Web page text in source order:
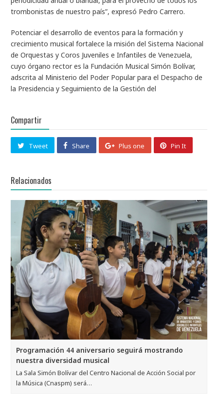
trombonistas de nuestro país”, expresó Pedro Carrero.
Potenciar el desarrollo de eventos para la formación y
crecimiento musical fortalece la misión del Sistema Nacional
de Orquestas y Coros Juveniles e Infantiles de Venezuela,
cuyo órgano rector es la Fundación Musical Simón Bolívar,
adscrita al Ministerio del Poder Popular para el Despacho de
la Presidencia y Seguimiento de la Gestión del
Compartir
Tweet Share Plus one Pin It
Relacionados
Programación 44 aniversario seguirá mostrando
nuestra diversidad musical
La Sala Simón Bolívar del Centro Nacional de Acción Social por
la Música (Cnaspm) será…